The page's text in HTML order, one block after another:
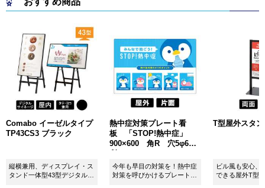
Comabo イーゼルタイプ
TP43CS3 ブラック
縦横兼用、ディスプレイ・ス
タンド一体型43型デジタルサ
熱中症対策プレート看
板 「STOP!熱中症」
900×600 角R 穴5φ6カ
今年も早目の対策を！熱中症
対策を呼びかけるプレート看
T型屋外スタ
ビル風も安心、
できる屋外T型